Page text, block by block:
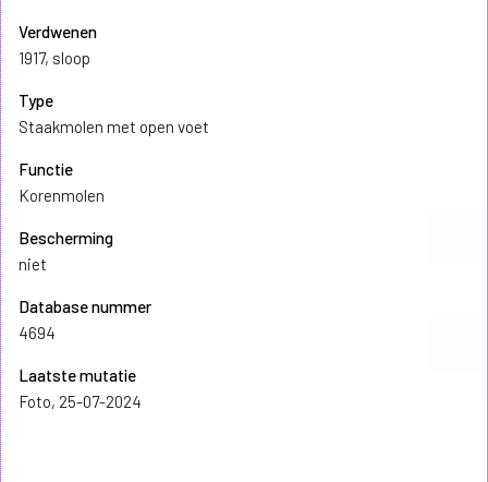
Verdwenen
1917, sloop
Type
Staakmolen met open voet
Functie
Korenmolen
Bescherming
niet
Database nummer
4694
Laatste mutatie
Foto, 25-07-2024